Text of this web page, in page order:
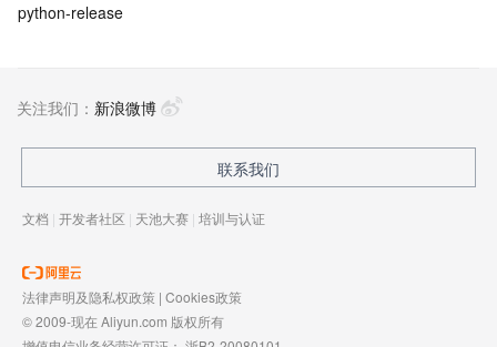
python-release
关注我们： 新浪微博
联系我们
文档 | 开发者社区 | 天池大赛 | 培训与认证
法律声明及隐私权政策 | Cookies政策
© 2009-现在 Aliyun.com 版权所有